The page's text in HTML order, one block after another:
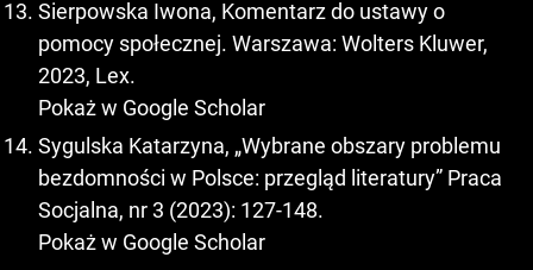
Sierpowska Iwona, Komentarz do ustawy o
pomocy społecznej. Warszawa: Wolters Kluwer,
2023, Lex.
Pokaż w Google Scholar
Sygulska Katarzyna, „Wybrane obszary problemu
bezdomności w Polsce: przegląd literatury” Praca
Socjalna, nr 3 (2023): 127-148.
Pokaż w Google Scholar